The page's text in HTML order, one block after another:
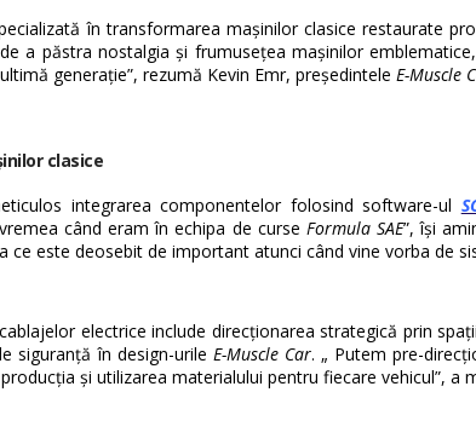
în transformarea mașinilor clasice restaurate
a păstra nostalgia și frumusețea mașinilor
generație”, rezumă Kevin Emr, președintele E-Muscle
clasice
integrarea componentelor folosind software-ul
când eram în echipa de curse Formula SAE”, își
ce este deosebit de important atunci când vine vorba de
electrice include direcționarea strategică prin
siguranță în design-urile E-Muscle Car. „ Putem pre-
și utilizarea materialului pentru fiecare vehicul”, a